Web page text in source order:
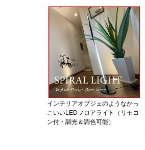
インテリアオブジェのようなかっ
こいいLEDフロアライト（リモコ
ン付・調光＆調色可能）